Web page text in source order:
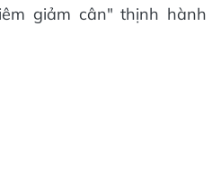
giảm cân" thịnh hành